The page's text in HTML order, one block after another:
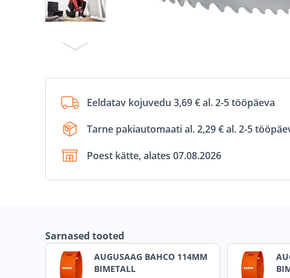
Eeldatav kojuvedu 3,69 € al. 2-5 tööpäeva
Tarne pakiautomaati al. 2,29 € al. 2-5
Poest kätte, alates 07.08.2026
Sarnased tooted
AUGUSAAG BAHCO 114MM
BIMETALL